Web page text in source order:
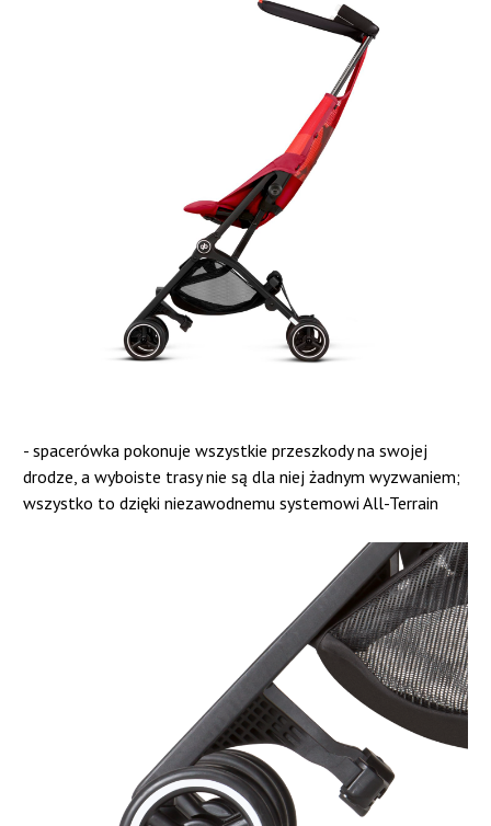
- spacerówka pokonuje wszystkie przeszkody na swojej
drodze, a wyboiste trasy nie są dla niej żadnym wyzwaniem;
wszystko to dzięki niezawodnemu systemowi All-Terrain